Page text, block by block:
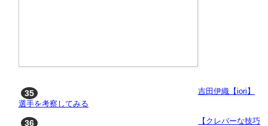
吉田伊織【iori】
選手を考察してみる
【クレバーな技巧